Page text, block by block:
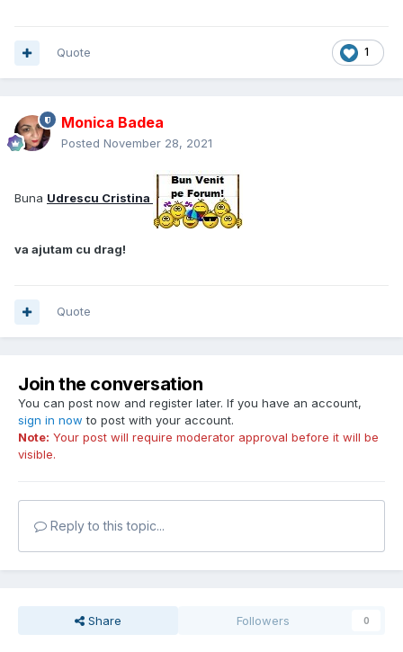
1
Quote
Monica Badea
Posted November 28, 2021
Buna Udrescu Cristina
va ajutam cu drag!
Quote
Join the conversation
You can post now and register later. If you have an account,
sign in now to post with your account.
Note: Your post will require moderator approval before it will be
visible.
Reply to this topic...
Share Followers 0